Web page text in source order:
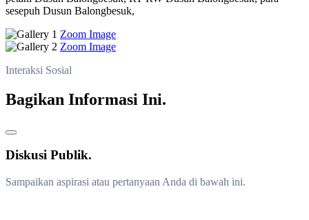
sesepuh Dusun Balongbesuk,
Zoom Image
Zoom Image
Interaksi Sosial
Bagikan Informasi Ini.
Diskusi Publik.
Sampaikan aspirasi atau pertanyaan Anda di bawah ini.